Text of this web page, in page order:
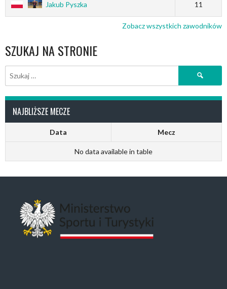
Jakub Pyszka 11
Zobacz wszystkich zawodników
SZUKAJ NA STRONIE
Szukaj:
NAJBLIŻSZE MECZE
Data Mecz
No data available in table